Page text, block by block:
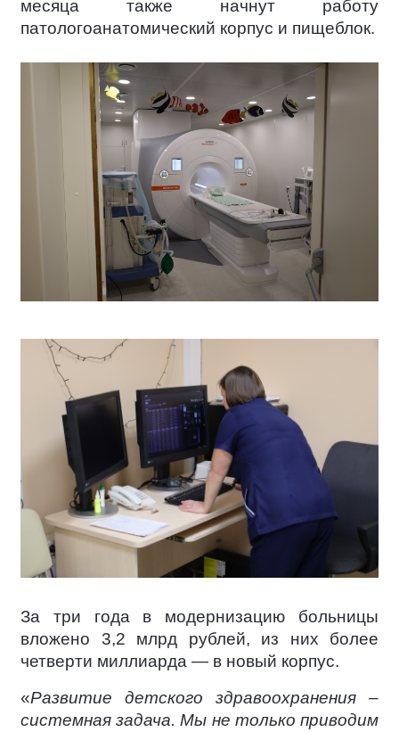
месяца также начнут работу
патологоанатомический корпус и пищеблок.
За три года в модернизацию больницы
вложено 3,2 млрд рублей, из них более
четверти миллиарда — в новый корпус.
«Развитие детского здравоохранения –
системная задача. Мы не только приводим